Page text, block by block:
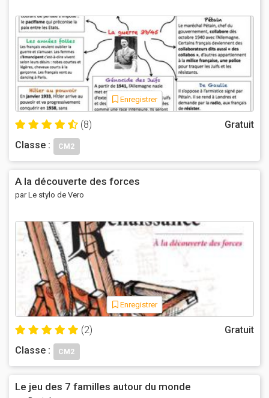
Enregistrer
(8)
Gratuit
Classe :
CM2
A la découverte des forces
par Le stylo de Vero
Enregistrer
(2)
Gratuit
Classe :
CM2
Le jeu des 7 familles autour du monde